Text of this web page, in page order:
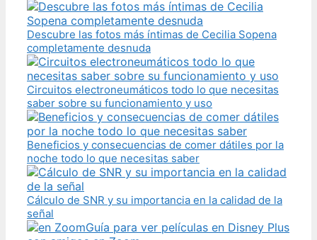
Descubre las fotos más íntimas de Cecilia Sopena
completamente desnuda
Circuitos electroneumáticos todo lo que necesitas
saber sobre su funcionamiento y uso
Beneficios y consecuencias de comer dátiles por la
noche todo lo que necesitas saber
Cálculo de SNR y su importancia en la calidad de la
señal